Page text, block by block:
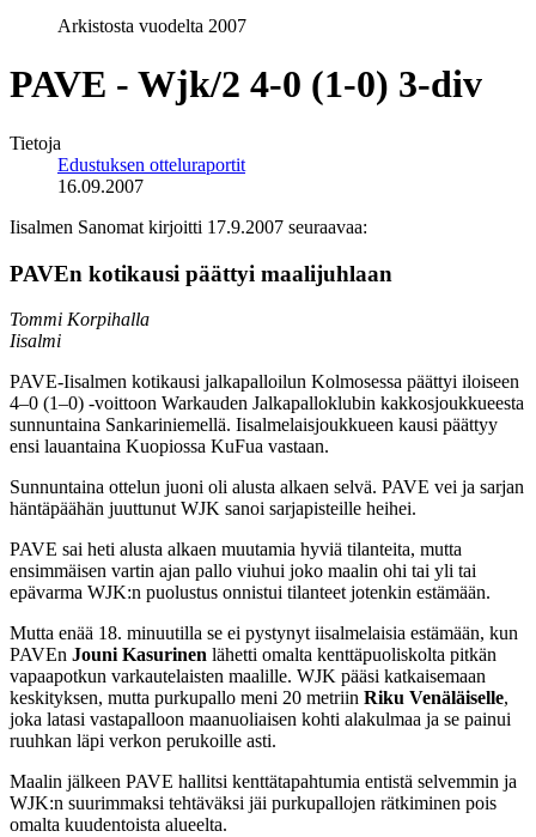
Arkistosta vuodelta 2007
PAVE - Wjk/2 4-0 (1-0) 3-div
Tietoja
Edustuksen otteluraportit
16.09.2007
Iisalmen Sanomat kirjoitti 17.9.2007 seuraavaa:
PAVEn kotikausi päättyi maalijuhlaan
Tommi Korpihalla
Iisalmi
PAVE-Iisalmen kotikausi jalkapalloilun Kolmosessa päättyi iloiseen
4–0 (1–0) -voittoon Warkauden Jalkapalloklubin kakkosjoukkueesta
sunnuntaina Sankariniemellä. Iisalmelaisjoukkueen kausi päättyy
ensi lauantaina Kuopiossa KuFua vastaan.
Sunnuntaina ottelun juoni oli alusta alkaen selvä. PAVE vei ja sarjan
häntäpäähän juuttunut WJK sanoi sarjapisteille heihei.
PAVE sai heti alusta alkaen muutamia hyviä tilanteita, mutta
ensimmäisen vartin ajan pallo viuhui joko maalin ohi tai yli tai
epävarma WJK:n puolustus onnistui tilanteet jotenkin estämään.
Mutta enää 18. minuutilla se ei pystynyt iisalmelaisia estämään, kun
PAVEn Jouni Kasurinen lähetti omalta kenttäpuoliskolta pitkän
vapaapotkun varkautelaisten maalille. WJK pääsi katkaisemaan
keskityksen, mutta purkupallo meni 20 metriin Riku Venäläiselle,
joka latasi vastapalloon maanuoliaisen kohti alakulmaa ja se painui
ruuhkan läpi verkon perukoille asti.
Maalin jälkeen PAVE hallitsi kenttätapahtumia entistä selvemmin ja
WJK:n suurimmaksi tehtäväksi jäi purkupallojen rätkiminen pois
omalta kuudentoista alueelta.